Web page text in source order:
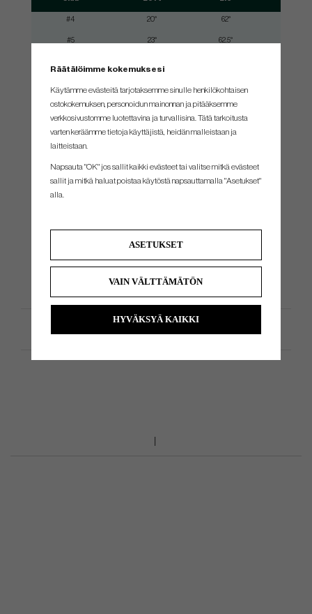
#4 20° 62°
#5 23° 62.5°
#8 33° 64°
38°
#PW
#W 48° 64°
#W2 53°
All manufacturers always tries to build all clubs as close to standard as possible
Räätälöimme kokemuksesi
Käytämme evästeitä tarjotaksemme sinulle henkilökohtaisen
ostokokemuksen, personoidun mainonnan ja pitääksemme
verkkosivustomme luotettavina ja turvallisina. Tätä tarkoitusta
varten keräämme tietoja käyttäjistä, heidän malleistaan ​​ja
laitteistaan.
Napsauta "OK" jos sallit kaikki evästeet tai valitse mitkä evästeet
sallit ja mitkä haluat poistaa käytöstä napsauttamalla "Asetukset"
alla.
ASETUKSET
VAIN VÄLTTÄMÄTÖN
HYVÄKSYÄ KAIKKI